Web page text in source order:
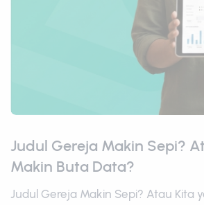
Judul Gereja Makin Sepi?
Makin Buta Data?
Judul Gereja Makin Sepi? Atau Kita